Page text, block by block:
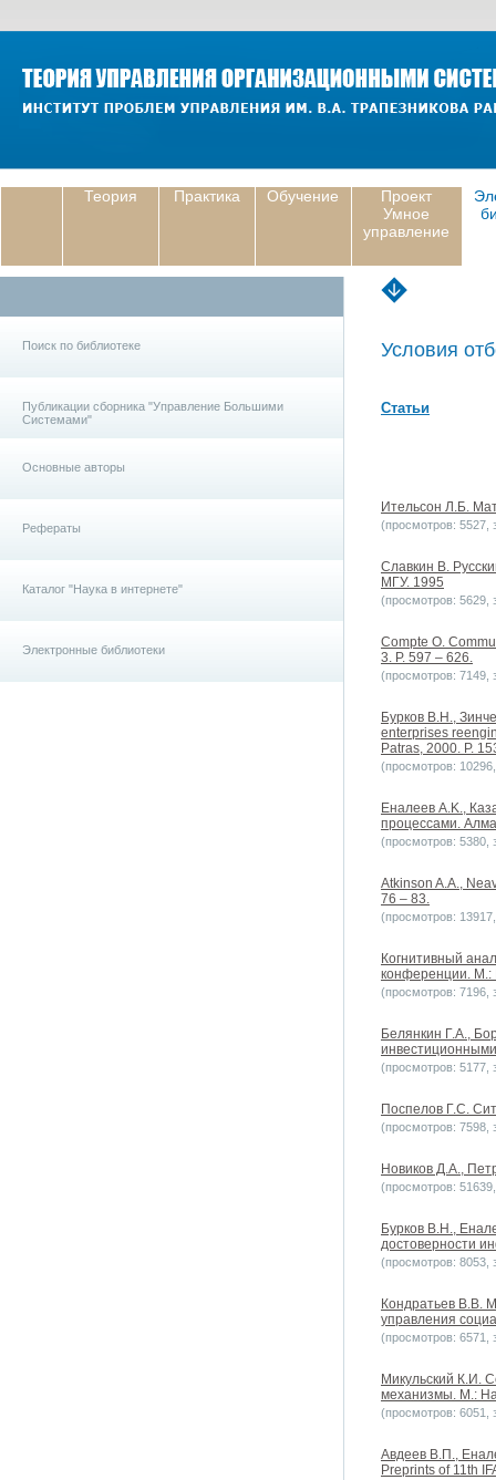
Теория Практика Обучение
Проект
Умное
управление
Поиск по библиотеке
Публикации сборника "Управление Большими
Системами"
Основные авторы
Рефераты
Каталог "Наука в интернете"
Электронные библиотеки
Условия
Статьи
Ительсон Л.Б.
(просмотров: 5527,
Славкин В.
МГУ. 1995
(просмотров: 5629,
Compte O.
3. P. 597 – 626.
(просмотров: 7149,
Бурков В.Н.,
enterprises
Patras, 2000. P.
(просмотров:
Еналеев A.K.,
процессами.
(просмотров: 5380,
Atkinson A.A.,
76 – 83.
(просмотров:
Когнитивный
конференции.
(просмотров: 7196,
Белянкин Г.А.,
(просмотров: 5177,
Поспелов Г.С.
(просмотров: 7598,
Новиков Д.А.,
(просмотров:
Бурков B.H.,
достоверности
(просмотров: 8053,
Кондратьев В.В.
управления
(просмотров: 6571,
Микульский К.И.
механизмы. М.:
(просмотров: 6051,
Авдеев В.П.,
Preprints of 11th